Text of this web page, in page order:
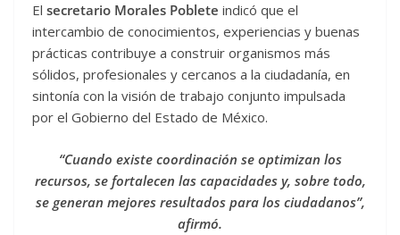
El secretario Morales Poblete indicó que el
intercambio de conocimientos, experiencias y buenas
prácticas contribuye a construir organismos más
sólidos, profesionales y cercanos a la ciudadanía, en
sintonía con la visión de trabajo conjunto impulsada
por el Gobierno del Estado de México.
“Cuando existe coordinación se optimizan los
recursos, se fortalecen las capacidades y, sobre todo,
se generan mejores resultados para los ciudadanos”,
afirmó.